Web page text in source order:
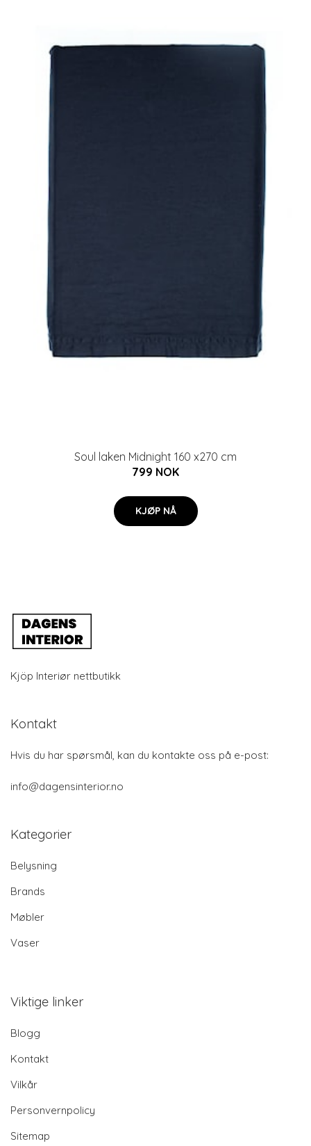
Soul laken Midnight 160 x270 cm
799 NOK
KJØP NÅ
Kjöp Interiør nettbutikk
Kontakt
Hvis du har spørsmål, kan du kontakte oss på e-post:
info@dagensinterior.no
Kategorier
Belysning
Brands
Møbler
Vaser
Viktige linker
Blogg
Kontakt
Vilkår
Personvernpolicy
Sitemap